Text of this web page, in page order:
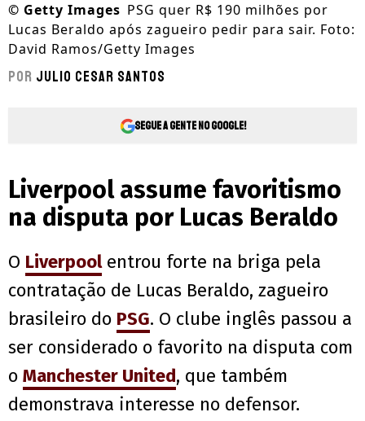
© Getty Images PSG quer R$ 190 milhões por
Lucas Beraldo após zagueiro pedir para sair. Foto:
David Ramos/Getty Images
Por Julio Cesar Santos
Segue a gente no Google!
Liverpool assume favoritismo
na disputa por Lucas Beraldo
O Liverpoolentrou forte na briga pela
contratação de Lucas Beraldo, zagueiro
brasileiro do PSG. O clube inglês passou a
ser considerado o favorito na disputa com
o Manchester United, que também
demonstrava interesse no defensor.